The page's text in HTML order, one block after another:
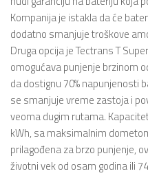
Kompanija je istakla da će
dodatno smanjuje troškove
Druga opcija je Tectrans T
omogućava punjenje brzinom
da dostignu 70% napunjenosti
se smanjuje vreme zastoja i
veoma dugim rutama.
kWh, sa maksimalnim
prilagođena za brzo punjenje,
životni vek od osam godina ili